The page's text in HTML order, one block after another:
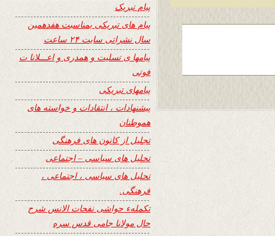
پیام تبریک
پیام های تبریکی بمناسبت هفدهمین
سال نشراتی سایت ۲۴ ساعت
پیامها ی تسلیت و همدری و اعـــلانا ت
فوتی
پیامهای تبریکی
پیشنهادات ، انتقادات و خواسته های
هموطنان
تجلیل از کانون های فرهنگی
تحلیل های سیاسی – اجتماعی
تحلیل های سیاسی ، اجتماعی ،
فرهنگی.
تکملهء حواشی نفحات الانس شرح
حال مولانا جامی قدس سره